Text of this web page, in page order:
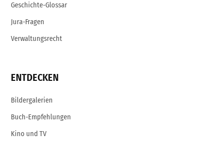
Geschichte-Glossar
Jura-Fragen
Verwaltungsrecht
ENTDECKEN
Bildergalerien
Buch-Empfehlungen
Kino und TV